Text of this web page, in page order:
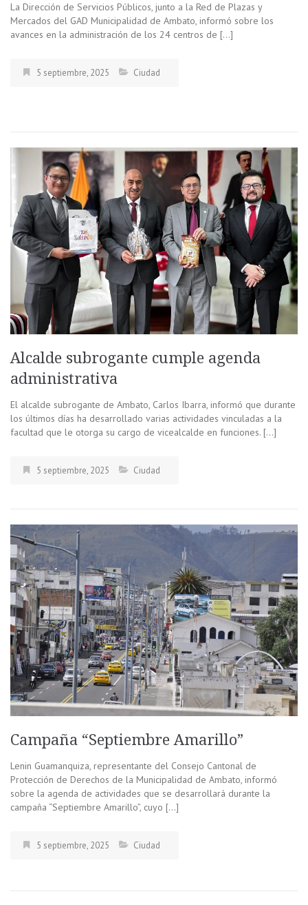
La Dirección de Servicios Públicos, junto a la Red de Plazas y
Mercados del GAD Municipalidad de Ambato, informó sobre los
avances en la administración de los 24 centros de […]
5 septiembre, 2025 Ciudad
Alcalde subrogante cumple agenda
administrativa
El alcalde subrogante de Ambato, Carlos Ibarra, informó que durante
los últimos días ha desarrollado varias actividades vinculadas a la
facultad que le otorga su cargo de vicealcalde en funciones. […]
5 septiembre, 2025 Ciudad
Campaña “Septiembre Amarillo”
Lenin Guamanquiza, representante del Consejo Cantonal de
Protección de Derechos de la Municipalidad de Ambato, informó
sobre la agenda de actividades que se desarrollará durante la
campaña “Septiembre Amarillo”, cuyo […]
5 septiembre, 2025 Ciudad